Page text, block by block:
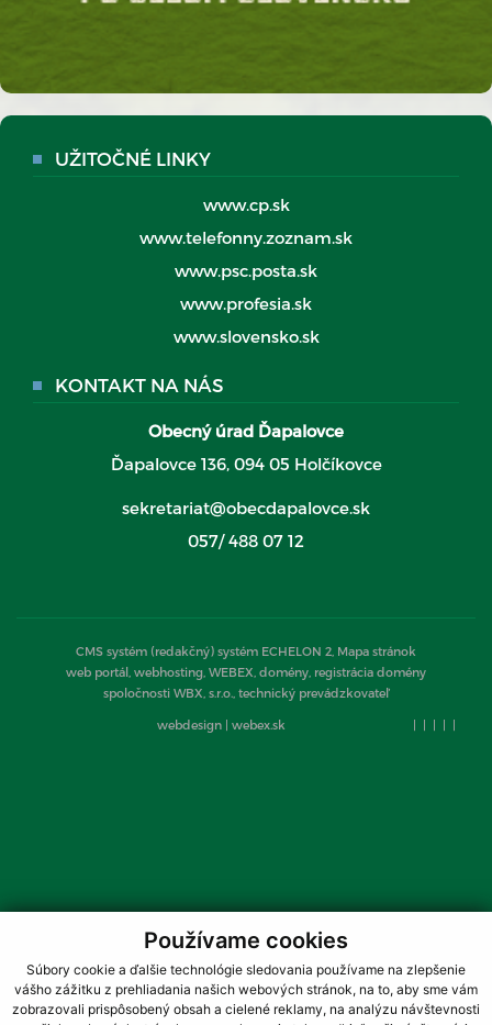
Používame cookies
Súbory cookie a ďalšie technológie sledovania používame na zlepšenie
vášho zážitku z prehliadania našich webových stránok, na to, aby sme vám
zobrazovali prispôsobený obsah a cielené reklamy, na analýzu návštevnosti
UŽITOČNÉ LINKY
www.cp.sk
www.telefonny.zoznam.sk
www.psc.posta.sk
www.profesia.sk
www.slovensko.sk
KONTAKT NA NÁS
Obecný úrad Ďapalovce
Ďapalovce 136, 094 05 Holčíkovce
sekretariat@obecdapalovce.sk
057/ 488 07 12
CMS systém (redakčný) systém ECHELON 2, Mapa stránok
web portál, webhosting, WEBEX, domény, registrácia domény
spoločnosti WBX, s.r.o., technický prevádzkovateľ
webdesign webex.sk